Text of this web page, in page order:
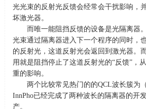
光光束的反射光反馈会经常会干扰影响，
坏激光器。
而唯一能阻挡反馈的设备是光隔离器
光束通过隔离器进入下一个程序的同时，
的反射光，这道反射光会返回到激光器。
用就是阻挡停止了这道反射光的“反馈”，
重的影响。
两个比较常见热门的的QCL波长簇为（
InnPho已经完成了两种波长的隔离器的开
产。